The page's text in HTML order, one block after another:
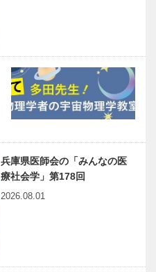
兵庫県医師会の「みんなの医
療社会学」第178回
2026.08.01